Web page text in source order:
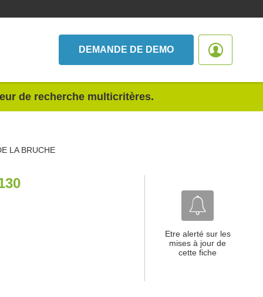
DEMANDE DE DEMO
de recherche multicritères.
LA BRUCHE
Etre alerté sur les
mises à jour de
cette fiche